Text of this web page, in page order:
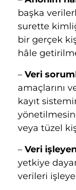
başka
surette
bir gerçek
hâle
– Veri
amaçlarını
kayıt
veya tüzel
– Veri
yetkiye
verileri